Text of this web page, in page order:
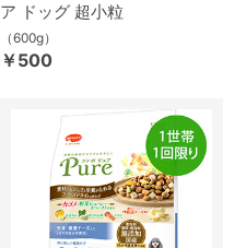
ア ドッグ 超小粒
（600g）
￥500